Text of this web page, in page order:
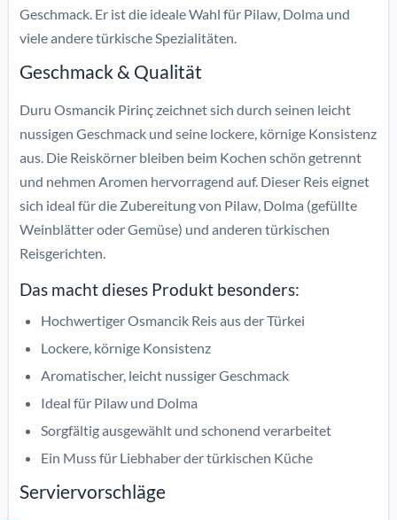
Geschmack. Er ist die ideale Wahl für Pilaw, Dolma und
viele andere türkische Spezialitäten.
Geschmack & Qualität
Duru Osmancik Pirinç zeichnet sich durch seinen leicht
nussigen Geschmack und seine lockere, körnige Konsistenz
aus. Die Reiskörner bleiben beim Kochen schön getrennt
und nehmen Aromen hervorragend auf. Dieser Reis eignet
sich ideal für die Zubereitung von Pilaw, Dolma (gefüllte
Weinblätter oder Gemüse) und anderen türkischen
Reisgerichten.
Das macht dieses Produkt besonders:
Hochwertiger Osmancik Reis aus der Türkei
Lockere, körnige Konsistenz
Aromatischer, leicht nussiger Geschmack
Ideal für Pilaw und Dolma
Sorgfältig ausgewählt und schonend verarbeitet
Ein Muss für Liebhaber der türkischen Küche
Serviervorschläge